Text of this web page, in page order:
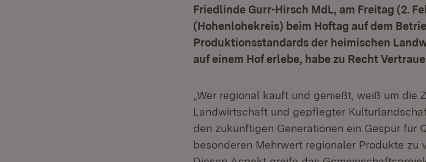
Friedlinde Gurr-Hirsch MdL, am Freitag (2.
(Hohenlohekreis) beim Hoftag auf dem
Produktionsstandards der heimischen
auf einem Hof erlebe, habe zu Recht
„Wer regional kauft und genießt, weiß um die
Landwirtschaft und gepflegter
den zukünftigen Generationen ein Gespür für
besonderen Mehrwert regionaler Produkte zu